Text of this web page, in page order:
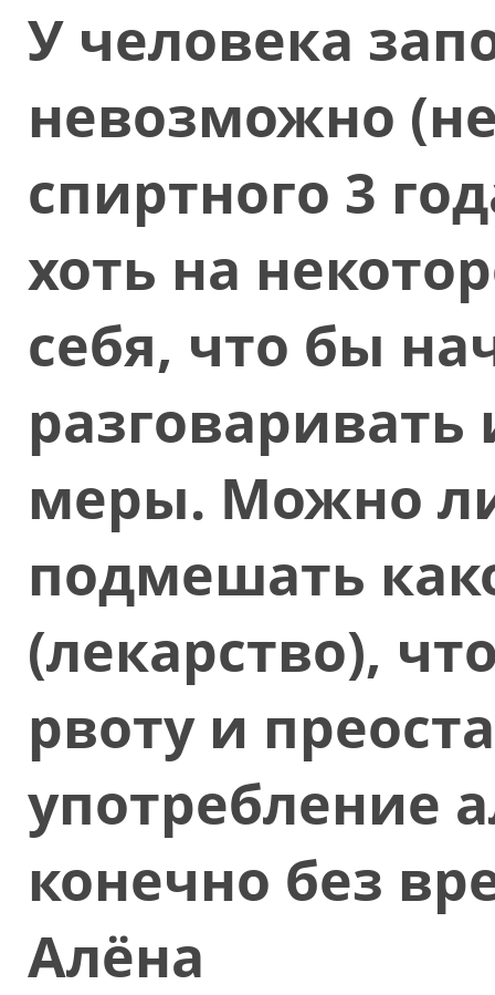
У человека
невозможно
спиртного 3
хоть на
себя, что бы
меры. Можно
подмешать
(лекарство),
рвоту и
употребление
конечно без
Алёна